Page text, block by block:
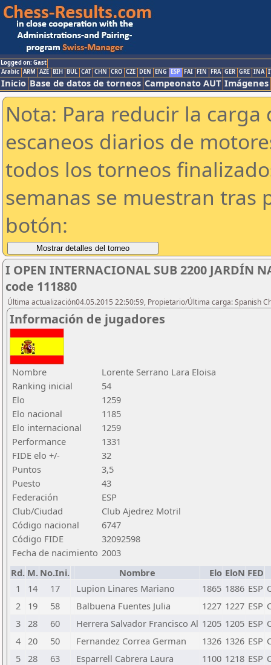
Logged on: Gast
Arabic ARM AZE BIH BUL CAT CHN CRO CZE DEN ENG ESP FAI FIN FRA GER GRE INA
Inicio Base de datos de torneos Campeonato AUT Imágenes
Nota: Para reducir la
escaneos diarios de
todos los torneos
semanas se muestran tras
botón:
I OPEN INTERNACIONAL SUB 2200 JARDÍN
code 111880
Última actualización04.05.2015 22:50:59, Propietario/Última carga: Spanish
Información de jugadores
Nombre
Lorente Serrano Lara Eloisa
Ranking inicial
54
Elo
1259
Elo nacional
1185
Elo internacional
1259
Performance
1331
FIDE elo +/-
32
Puntos
3,5
Puesto
43
Federación
ESP
Club/Ciudad
Club Ajedrez Motril
Código nacional
6747
Código FIDE
32092598
Fecha de nacimiento 2003
Rd. M. No.Ini. Nombre Elo EloN FED
1
14 17 Lupion Linares Mariano 1865 1886 ESP
2
19 58 Balbuena Fuentes Julia 1227 1227 ESP
3 28 60 Herrera Salvador Francisco Al 1205 1205 ESP
4 20 50 Fernandez Correa German 1326 1326 ESP
5 28 63 Esparrell Cabrera Laura 1100 1218 ESP